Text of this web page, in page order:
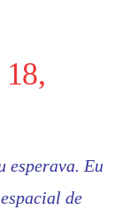
18,
esperava. Eu
de